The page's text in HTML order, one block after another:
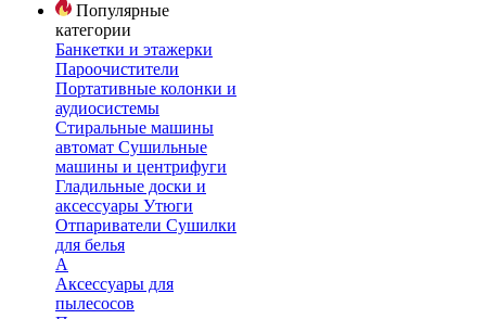
Популярные
категории
Банкетки и этажерки
Пароочистители
Портативные колонки и
аудиосистемы
Стиральные машины
автомат Сушильные
машины и центрифуги
Гладильные доски и
аксессуары Утюги
Отпариватели Сушилки
для белья
А
Аксессуары для
пылесосов